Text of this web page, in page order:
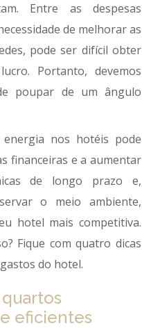
Entre as despesas
de melhorar as
pode ser difícil obter
Portanto, devemos
poupar de um ângulo
nos hotéis pode
financeiras e a aumentar
de longo prazo e,
o meio ambiente,
hotel mais competitiva.
Fique com quatro dicas
do hotel.
eficientes